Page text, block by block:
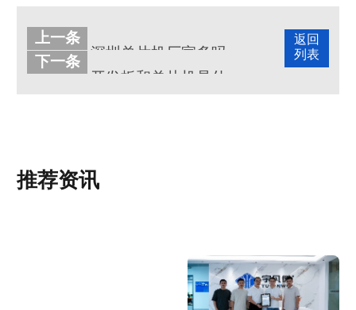
返回
列表
上一条
下一条
推荐资讯